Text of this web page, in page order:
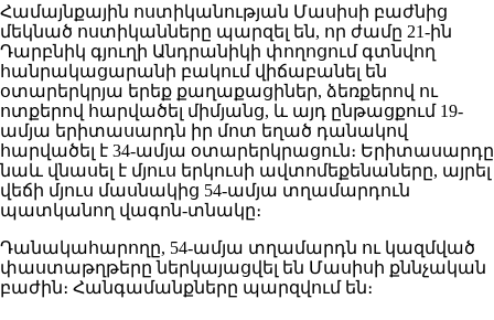
Համայնքային ոստիկանության Մասիսի բաժնից
մեկնած ոստիկանները պարզել են, որ ժամը 21-ին
Դարբնիկ գյուղի Անդրանիկի փողոցում գտնվող
հանրակացարանի բակում վիճաբանել են
օտարերկրյա երեք քաղաքացիներ, ձեռքերով ու
ոտքերով հարվածել միմյանց, և այդ ընթացքում 19-
ամյա երիտասարդն իր մոտ եղած դանակով
հարվածել է 34-ամյա օտարերկրացուն։ Երիտասարդը
նաև վնասել է մյուս երկուսի ավտոմեքենաները, այրել
վեճի մյուս մասնակից 54-ամյա տղամարդուն
պատկանող վագոն-տնակը։
Դանակահարողը, 54-ամյա տղամարդն ու կազմված
փաստաթղթերը ներկայացվել են Մասիսի քննչական
բաժին։ Հանգամանքները պարզվում են։